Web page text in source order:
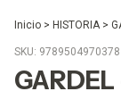
Inicio > HISTORIA >
SKU: 9789504970378